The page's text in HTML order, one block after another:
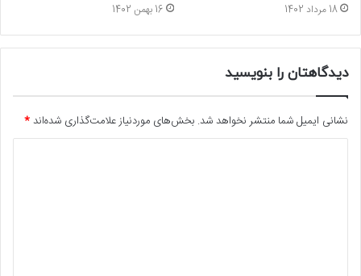
18 مرداد 1402 16 بهمن 1402
دیدگاهتان را بنویسید
نشانی ایمیل شما منتشر نخواهد شد. بخش‌های موردنیاز علامت‌گذاری شده‌اند*